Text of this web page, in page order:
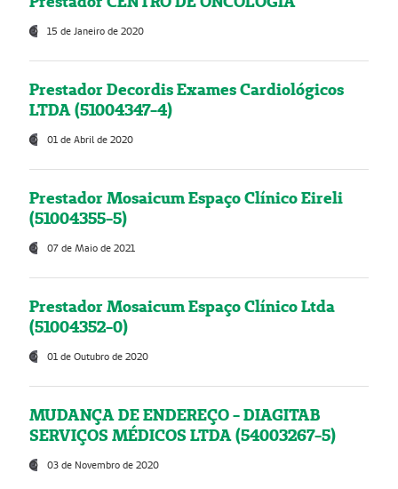
15 de Janeiro de 2020
Prestador Decordis Exames Cardiológicos
LTDA (51004347-4)
01 de Abril de 2020
Prestador Mosaicum Espaço Clínico Eireli
(51004355-5)
07 de Maio de 2021
Prestador Mosaicum Espaço Clínico Ltda
(51004352-0)
01 de Outubro de 2020
MUDANÇA DE ENDEREÇO - DIAGITAB
SERVIÇOS MÉDICOS LTDA (54003267-5)
03 de Novembro de 2020